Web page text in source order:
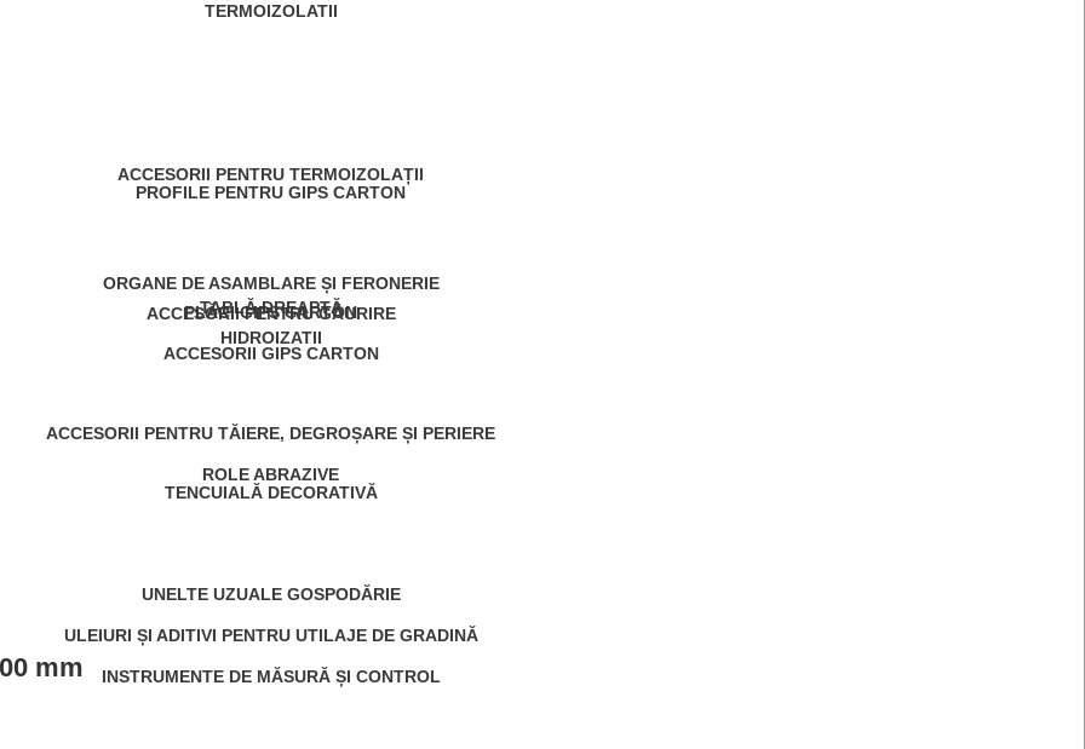
TERMOIZOLATII
ACCESORII PENTRU TERMOIZOLAȚII
HIDROIZATII
TABLĂ DREAPTĂ
PROFILE PENTRU GIPS CARTON
PLĂCI GIPS CARTON
ACCESORII GIPS CARTON
TENCUIALĂ DECORATIVĂ
ORGANE DE ASAMBLARE ȘI FERONERIE
ACCESORII PENTRU GĂURIRE
ACCESORII PENTRU TĂIERE, DEGROȘARE ȘI PERIERE
ROLE ABRAZIVE
UNELTE UZUALE GOSPODĂRIE
ULEIURI ȘI ADITIVI PENTRU UTILAJE DE GRADINĂ
INSTRUMENTE DE MĂSURĂ ȘI CONTROL
mm